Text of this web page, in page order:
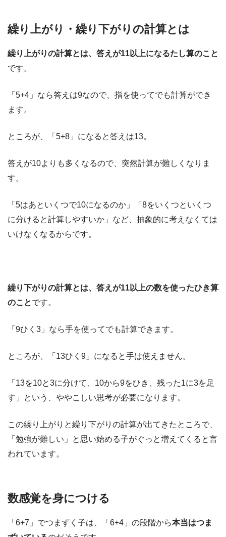
繰り上がり・繰り下がりの計算とは
繰り上がりの計算とは、答えが11以上になるたし算のこと
です。
「5+4」なら答えは9なので、指を使ってでも計算ができ
ます。
ところが、「5+8」になると答えは13。
答えが10よりも多くなるので、突然計算が難しくなりま
す。
「5はあといくつで10になるのか」「8をいくつといくつ
に分けると計算しやすいか」など、抽象的に考えなくては
いけなくなるからです。
繰り下がりの計算とは、答えが11以上の数を使ったひき算
のことです。
「9ひく3」なら手を使ってでも計算できます。
ところが、「13ひく9」になると手は使えません。
「13を10と3に分けて、10から9をひき、残った1に3を足
す」という、ややこしい思考が必要になります。
この繰り上がりと繰り下がりの計算が出てきたところで、
「勉強が難しい」と思い始める子がぐっと増えてくると言
われています。
数感覚を身につける
「6+7」でつまずく子は、「6+4」の段階から本当はつま